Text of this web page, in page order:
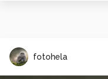
fotohela